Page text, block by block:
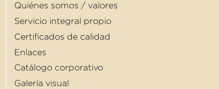
Quiénes somos / valores
Servicio integral propio
Certificados de calidad
Enlaces
Catálogo corporativo
Galería visual